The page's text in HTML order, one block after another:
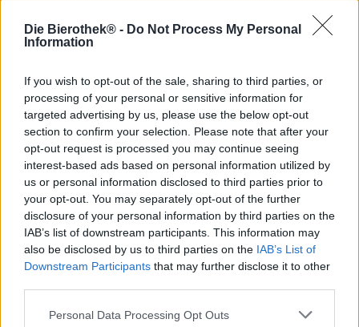
Die Bierothek® - Do Not Process My Personal
Information
If you wish to opt-out of the sale, sharing to third parties, or
processing of your personal or sensitive information for
targeted advertising by us, please use the below opt-out
section to confirm your selection. Please note that after your
opt-out request is processed you may continue seeing
interest-based ads based on personal information utilized by
us or personal information disclosed to third parties prior to
your opt-out. You may separately opt-out of the further
disclosure of your personal information by third parties on the
IAB’s list of downstream participants. This information may
also be disclosed by us to third parties on the IAB’s List of
Downstream Participants that may further disclose it to other
Personal Data Processing Opt Outs
Biersommeliers und -sommelières aus aller Welt trafen
sich für die Jahreshauptversammlung des Verbands der
Rundgängen, Verkostungen und allerlei anderen
Aktivitäten teil. Diese unvergleichliche Ansammlung an
Fachleuten vereint eine geballte Ladung Expertise, die
sich die Brauerei Maisel & Friends zunutze machte. Wie
jedes Jahr wurde auch heuer ein grandioser
Collaborationssud mit ausgewählten Vertreter:innen des
Verbands gebraut.
Die Expert:innen entschieden sich für einen
kaltgehopften Weizenbock. Mariana White bringt
voluminöse 7,5 % Alkoholgehalt ins Glas und wird mit
einer Weißbier-Hefe aus brauereieigener Züchtung
den verwendeten Hopfensorten: Mariana setzt sich aus
Mandarina Bavaria und Ariana zusammen. Doch das